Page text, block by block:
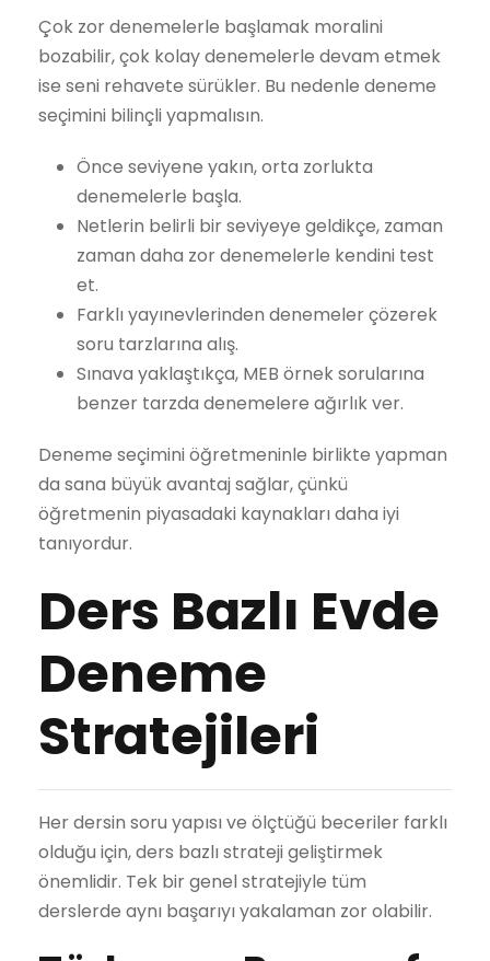
Çok zor denemelerle başlamak moralini
bozabilir, çok kolay denemelerle devam etmek
ise seni rehavete sürükler. Bu nedenle deneme
seçimini bilinçli yapmalısın.
Önce seviyene yakın, orta zorlukta
denemelerle başla.
Netlerin belirli bir seviyeye geldikçe, zaman
zaman daha zor denemelerle kendini test
et.
Farklı yayınevlerinden denemeler çözerek
soru tarzlarına alış.
Sınava yaklaştıkça, MEB örnek sorularına
benzer tarzda denemelere ağırlık ver.
Deneme seçimini öğretmeninle birlikte yapman
da sana büyük avantaj sağlar, çünkü
öğretmenin piyasadaki kaynakları daha iyi
tanıyordur.
Ders Bazlı Evde
Deneme
Stratejileri
Her dersin soru yapısı ve ölçtüğü beceriler farklı
olduğu için, ders bazlı strateji geliştirmek
önemlidir. Tek bir genel stratejiyle tüm
derslerde aynı başarıyı yakalaman zor olabilir.